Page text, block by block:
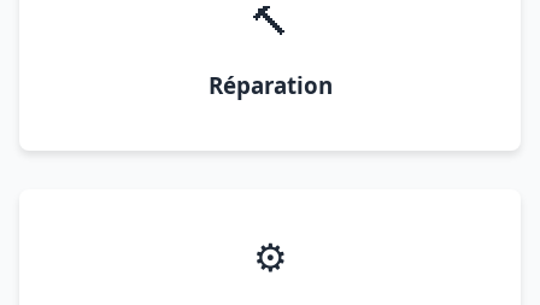
🔨
Réparation
⚙️